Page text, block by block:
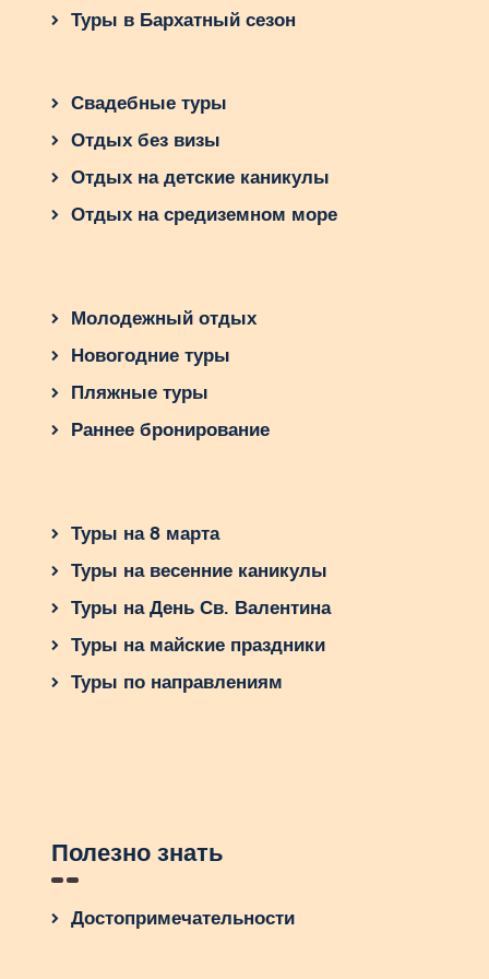
своими детьми во Вьетнаме?
Туры в Бархатный сезон
Свадебные туры
Отдых без визы
Отдых на детские каникулы
Отдых на средиземном море
Молодежный отдых
Новогодние туры
Пляжные туры
Раннее бронирование
Туры на 8 марта
Туры на весенние каникулы
Туры на День Св. Валентина
Туры на майские праздники
Туры по направлениям
Полезно знать
Достопримечательности